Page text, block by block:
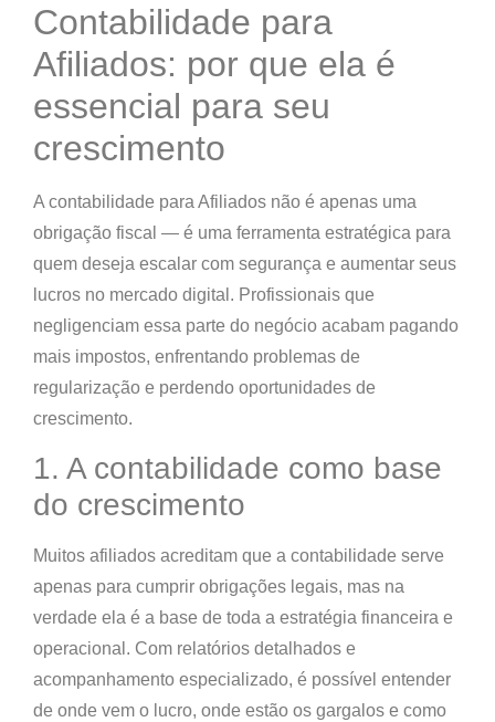
Contabilidade para
Afiliados: por que ela é
essencial para seu
crescimento
A contabilidade para Afiliados não é apenas uma
obrigação fiscal — é uma ferramenta estratégica para
quem deseja escalar com segurança e aumentar seus
lucros no mercado digital . Profissionais que
negligenciam essa parte do negócio acabam pagando
mais impostos, enfrentando problemas de
regularização e perdendo oportunidades de
crescimento.
1. A contabilidade como base
do crescimento
Muitos afiliados acreditam que a contabilidade serve
apenas para cumprir obrigações legais, mas na
verdade ela é a base de toda a estratégia financeira e
operacional . Com relatórios detalhados e
acompanhamento especializado, é possível entender
de onde vem o lucro, onde estão os gargalos e como